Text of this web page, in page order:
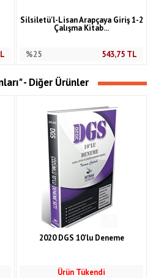
Silsiletü'l-Lisan Arapçaya Giriş 1-2
Çalışma Kitab...
%25 543,75 TL
- Diğer Ürünler
2020 DGS 10'lu Deneme
Ürün Tükendi